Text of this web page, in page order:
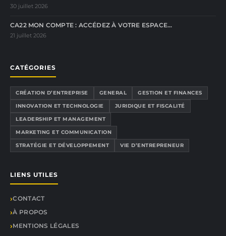
30 juillet 2026
CA22 MON COMPTE : ACCÉDEZ À VOTRE ESPACE…
21 juillet 2026
CATÉGORIES
CRÉATION D’ENTREPRISE GENERAL
GESTION ET FINANCES
INNOVATION ET TECHNOLOGIE
JURIDIQUE ET FISCALITÉ
LEADERSHIP ET MANAGEMENT
MARKETING ET COMMUNICATION
STRATÉGIE ET DÉVELOPPEMENT
VIE D’ENTREPRENEUR
LIENS UTILES
CONTACT
À PROPOS
MENTIONS LÉGALES